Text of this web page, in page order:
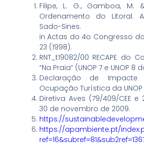
Filipe, L. G., Gamboa, M.
Ordenamento do Litoral.
Sado-Sines.
in Actas do 4o Congresso
23 (1998).
RNT_t19082/00 RECAPE do
“Na Praia” (UNOP 7 e UNOP 8
Declaração de Impacte
Ocupação Turística da UNOP
Diretiva Aves (79/409/CEE e
30 de novembro de 2009.
https://
https://apambiente.pt/